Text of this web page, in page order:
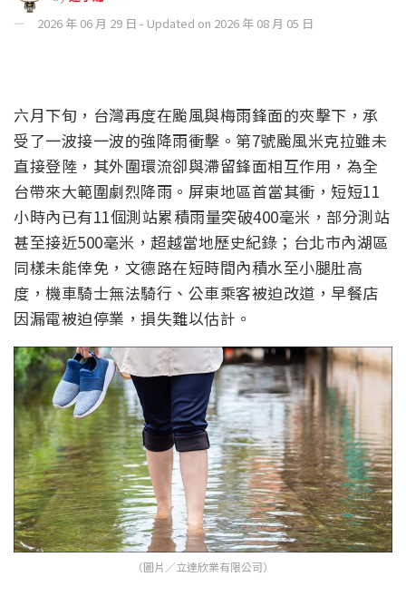
2026 年 06 月 29 日 - Updated on 2026 年 08 月 05 日
六月下旬，台灣再度在颱風與梅雨鋒面的夾擊下，承
受了一波接一波的強降雨衝擊。第7號颱風米克拉雖未
直接登陸，其外圍環流卻與滯留鋒面相互作用，為全
台帶來大範圍劇烈降雨。屏東地區首當其衝，短短11
小時內已有11個測站累積雨量突破400毫米，部分測站
甚至接近500毫米，超越當地歷史紀錄；台北市內湖區
同樣未能倖免，文德路在短時間內積水至小腿肚高
度，機車騎士無法騎行、公車乘客被迫改道，早餐店
因漏電被迫停業，損失難以估計。
（圖片／立達欣業有限公司）